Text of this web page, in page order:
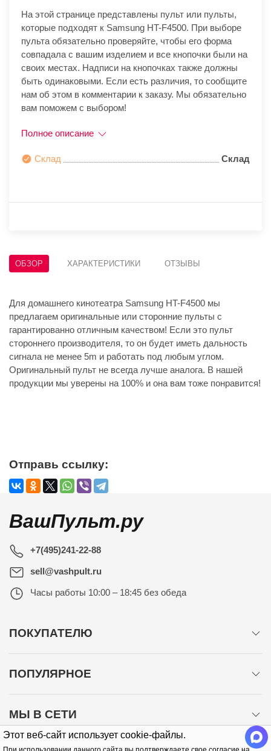
Этот веб-сайт использует cookie-файлы.
На этой странице представлены пульт или пульты,
которые подходят к Samsung HT-F4500. При выборе
пульта обязательно проверяйте, чтобы его форма
совпадала с вашим изделием и все кнопочки были на
своих местах. Надписи на кнопочках также должны
быть одинаковыми. Если есть различия, то сообщите
нам об этом в комментарии к заказу. Мы обязательно
вам поможем с выбором!
Полное описание
Склад Склад
ОБЗОР ХАРАКТЕРИСТИКИ ОТЗЫВЫ
Для домашнего кинотеатра Samsung HT-F4500 мы
предлагаем оригинальные или сторонние пульты с
гарантированно отличным качеством! Если это пульт
стороннего производителя, то он будет иметь дальность
сигнала не менее 5m и работать под любым углом.
Оригинальный пульт не всегда лучше аналога. В нашей
продукции мы уверены на 100% и она вам тоже понравится!
Отправь ссылку:
ВашПульт.ру
+7(495)241-22-88
sell@vashpult.ru
Часы работы 10:00 – 18:45 без обеда
ПОКУПАТЕЛЮ
ПОПУЛЯРНОЕ
МЫ В СЕТИ